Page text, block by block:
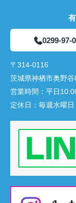
0299-97-
〒314-0116
茨城県神栖市奥野
営業時間： 平日
定休日： 毎週水曜日